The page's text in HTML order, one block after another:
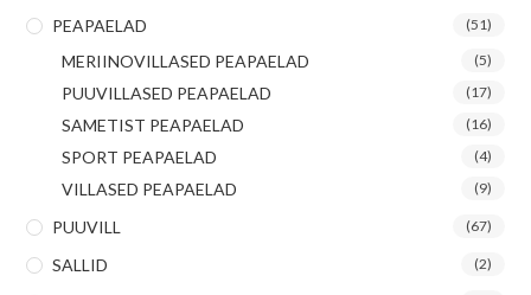
PEAPAELAD (51)
MERIINOVILLASED PEAPAELAD (5)
PUUVILLASED PEAPAELAD (17)
SAMETIST PEAPAELAD (16)
SPORT PEAPAELAD (4)
VILLASED PEAPAELAD (9)
PUUVILL (67)
SALLID (2)